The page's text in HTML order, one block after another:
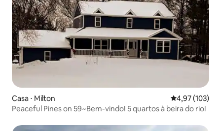
Casa ⋅ Milton 4,97 de uma
4,97 (103)
Peaceful Pines on 59~Bem-vindo! 5 quartos à beira do rio!